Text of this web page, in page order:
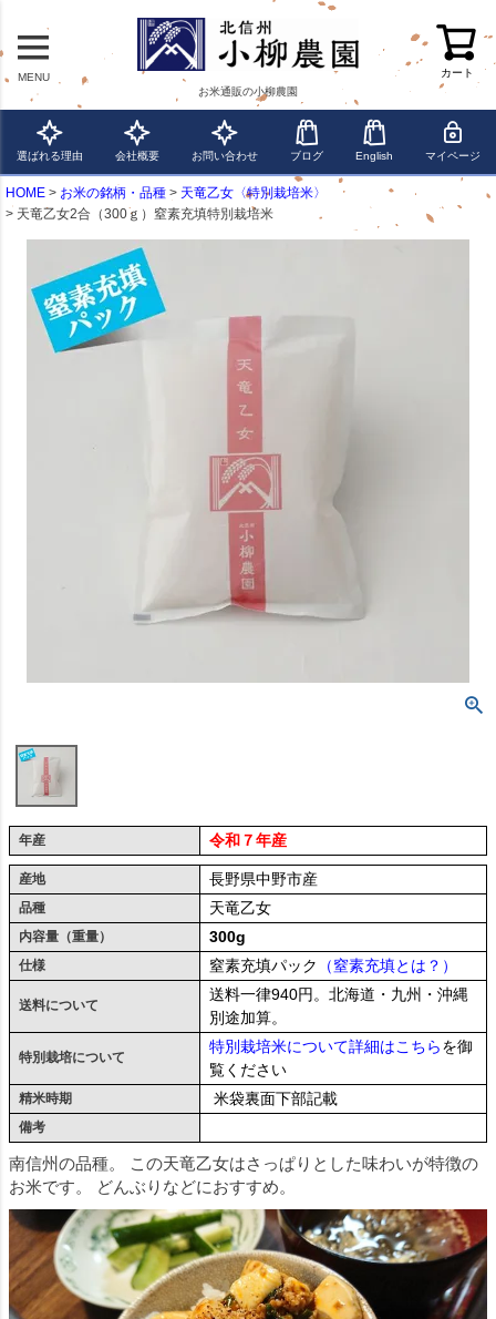
MENU
お米通販の小柳農園
カート
選ばれる理由 会社概要 お問い合わせ ブログ English マイページ
HOME お米の銘柄・品種
天竜乙女〈特別栽培米〉
天竜乙女2合（300ｇ）窒素充填特別栽培米
年産 令和７年産
産地 長野県中野市産
品種 天竜乙女
内容量（重量） 300g
仕様 窒素充填パック （窒素充填とは？）
送料について
送料一律940円。北海道・九州・沖縄
別途加算。
特別栽培について
特別栽培米について詳細はこちらを御
覧ください
精米時期 米袋裏面下部記載
備考
南信州の品種。 この天竜乙女はさっぱりとした味わいが特徴の
お米です。 どんぶりなどにおすすめ。